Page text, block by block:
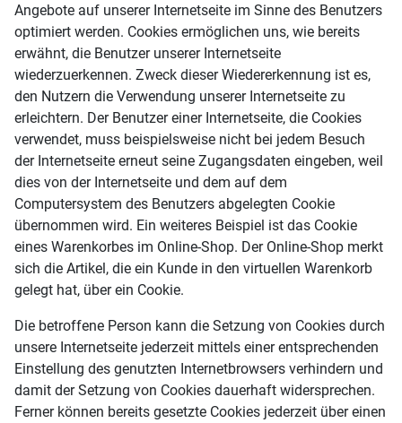
Angebote auf unserer Internetseite im Sinne des Benutzers
optimiert werden. Cookies ermöglichen uns, wie bereits
erwähnt, die Benutzer unserer Internetseite
wiederzuerkennen. Zweck dieser Wiedererkennung ist es,
den Nutzern die Verwendung unserer Internetseite zu
erleichtern. Der Benutzer einer Internetseite, die Cookies
verwendet, muss beispielsweise nicht bei jedem Besuch
der Internetseite erneut seine Zugangsdaten eingeben, weil
dies von der Internetseite und dem auf dem
Computersystem des Benutzers abgelegten Cookie
übernommen wird. Ein weiteres Beispiel ist das Cookie
eines Warenkorbes im Online-Shop. Der Online-Shop merkt
sich die Artikel, die ein Kunde in den virtuellen Warenkorb
gelegt hat, über ein Cookie.
Die betroffene Person kann die Setzung von Cookies durch
unsere Internetseite jederzeit mittels einer entsprechenden
Einstellung des genutzten Internetbrowsers verhindern und
damit der Setzung von Cookies dauerhaft widersprechen.
Ferner können bereits gesetzte Cookies jederzeit über einen